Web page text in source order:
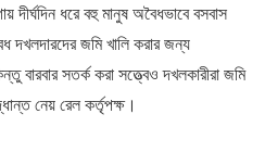
দীর্ঘদিন ধরে বহু মানুষ অবৈধভাবে বসবাস
জমি খালি করার জন্য
বারবার সতর্ক করা সত্ত্বেও দখলকারীরা জমি
নেয় রেল কর্তৃপক্ষ।